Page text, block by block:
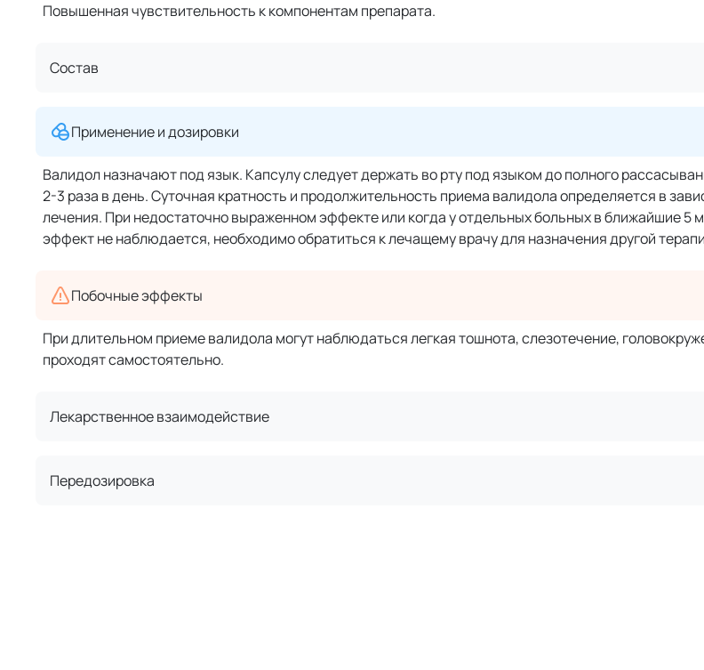
Повышенная чувствительность к компонентам препарата.
Состав
Применение и дозировки
Валидол назначают под язык. Капсулу следует держать во рту под языком до полного
2-3 раза в день. Суточная кратность и продолжительность приема валидола определяется в
лечения. При недостаточно выраженном эффекте или когда у отдельных больных в ближайшие 5
эффект не наблюдается, необходимо обратиться к лечащему врачу для назначения другой
Побочные эффекты
При длительном приеме валидола могут наблюдаться легкая тошнота, слезотечение,
проходят самостоятельно.
Лекарственное взаимодействие
Передозировка